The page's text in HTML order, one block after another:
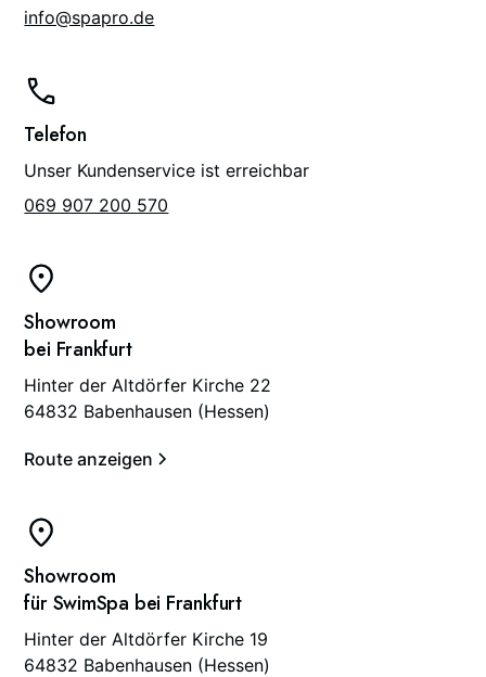
info@spapro.de
Telefon
Unser Kundenservice ist erreichbar
069 907 200 570
Showroom
bei Frankfurt
Hinter der Altdörfer Kirche 22
64832 Babenhausen (Hessen)
Route anzeigen
Showroom
für SwimSpa bei Frankfurt
Hinter der Altdörfer Kirche 19
64832 Babenhausen (Hessen)